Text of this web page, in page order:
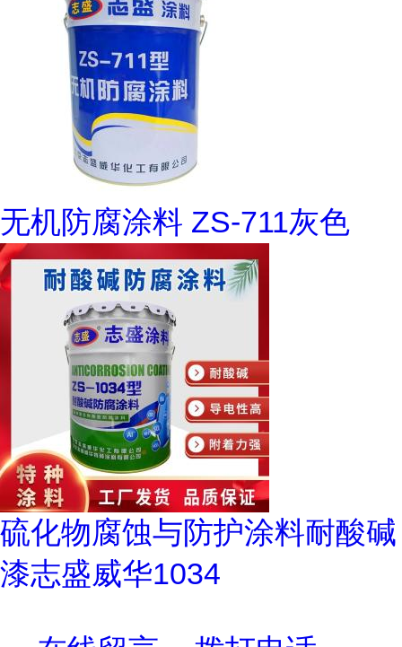
无机防腐涂料 ZS-711灰色
硫化物腐蚀与防护涂料耐酸碱
漆志盛威华1034